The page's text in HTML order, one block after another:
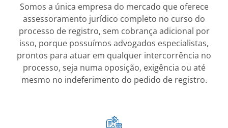
Somos a única empresa do mercado que oferece
assessoramento jurídico completo no curso do
processo de registro, sem cobrança adicional por
isso, porque possuímos advogados especialistas,
prontos para atuar em qualquer intercorrência no
processo, seja numa oposição, exigência ou até
mesmo no indeferimento do pedido de registro.